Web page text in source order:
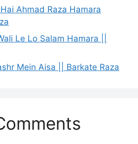
Ahmad Raza Hamara
Le Lo Salam Hamara ||
Mein Aisa || Barkate Raza